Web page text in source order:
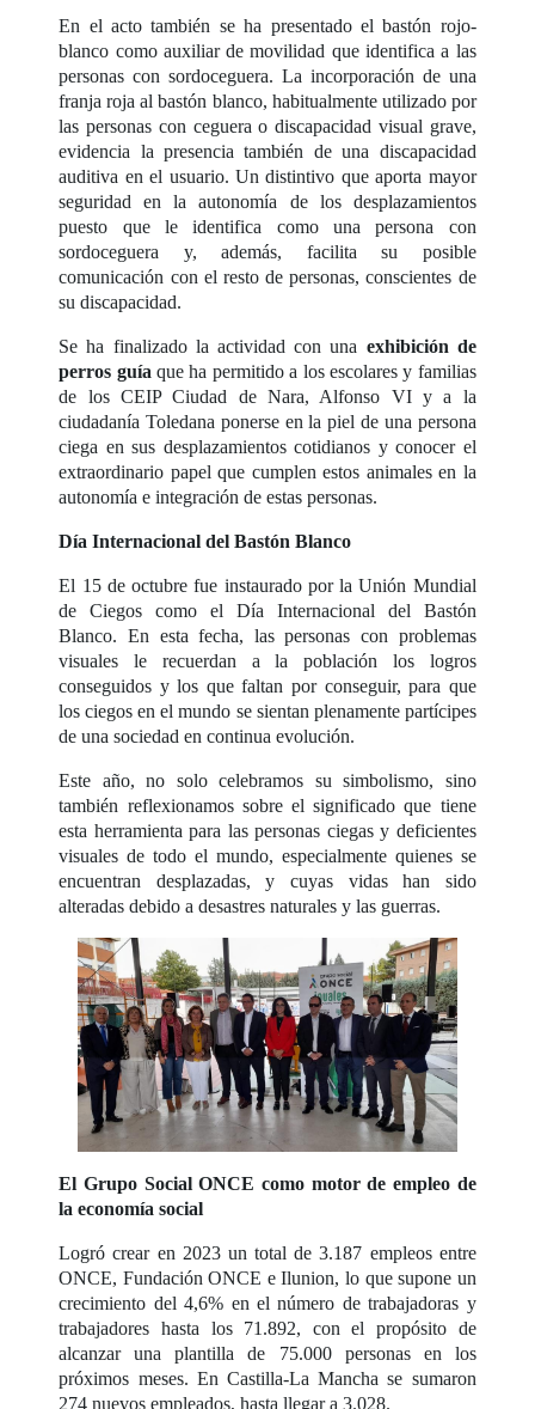
En el acto también se ha presentado el bastón rojo-
blanco como auxiliar de movilidad que identifica a las
personas con sordoceguera. La incorporación de una
franja roja al bastón blanco, habitualmente utilizado por
las personas con ceguera o discapacidad visual grave,
evidencia la presencia también de una discapacidad
auditiva en el usuario. Un distintivo que aporta mayor
seguridad en la autonomía de los desplazamientos
puesto que le identifica como una persona con
sordoceguera y, además, facilita su posible
comunicación con el resto de personas, conscientes de
su discapacidad.
Se ha finalizado la actividad con una exhibición de
perros guía que ha permitido a los escolares y familias
de los CEIP Ciudad de Nara, Alfonso VI y a la
ciudadanía Toledana ponerse en la piel de una persona
ciega en sus desplazamientos cotidianos y conocer el
extraordinario papel que cumplen estos animales en la
autonomía e integración de estas personas.
Día Internacional del Bastón Blanco
El 15 de octubre fue instaurado por la Unión Mundial
de Ciegos como el Día Internacional del Bastón
Blanco. En esta fecha, las personas con problemas
visuales le recuerdan a la población los logros
conseguidos y los que faltan por conseguir, para que
los ciegos en el mundo se sientan plenamente partícipes
de una sociedad en continua evolución.
Este año, no solo celebramos su simbolismo, sino
también reflexionamos sobre el significado que tiene
esta herramienta para las personas ciegas y deficientes
visuales de todo el mundo, especialmente quienes se
encuentran desplazadas, y cuyas vidas han sido
alteradas debido a desastres naturales y las guerras.
El Grupo Social ONCE como motor de empleo de
la economía social
Logró crear en 2023 un total de 3.187 empleos entre
ONCE, Fundación ONCE e Ilunion, lo que supone un
crecimiento del 4,6% en el número de trabajadoras y
trabajadores hasta los 71.892, con el propósito de
alcanzar una plantilla de 75.000 personas en los
próximos meses. En Castilla-La Mancha se sumaron
274 nuevos empleados, hasta llegar a 3.028.